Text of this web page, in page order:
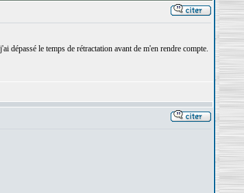
dépassé le temps de rétractation avant de m'en rendre compte.